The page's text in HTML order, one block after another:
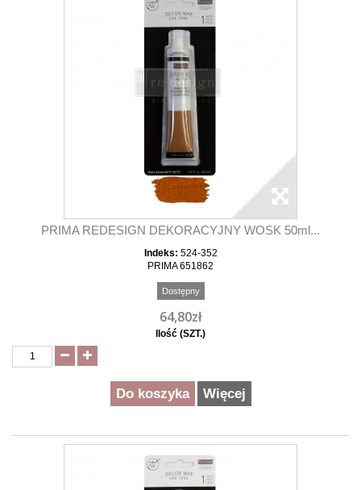
PRIMA REDESIGN DEKORACYJNY WOSK 50ml...
Indeks: 524-352
PRIMA 651862
Dostępny
64,80zł
Ilość (SZT.)
Do koszyka Więcej